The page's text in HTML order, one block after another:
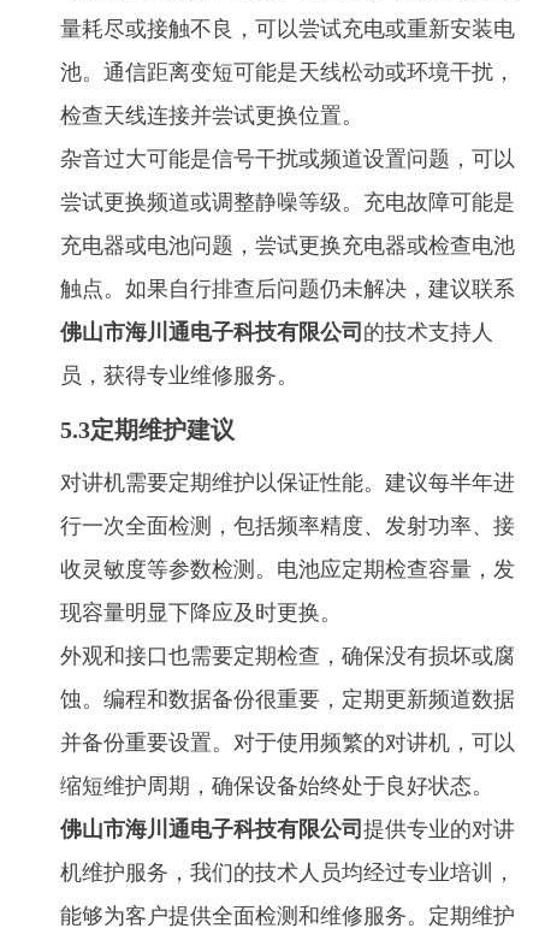
量耗尽或接触不良，可以尝试充电或重新安装电
池。通信距离变短可能是天线松动或环境干扰，
检查天线连接并尝试更换位置。
杂音过大可能是信号干扰或频道设置问题，可以
尝试更换频道或调整静噪等级。充电故障可能是
充电器或电池问题，尝试更换充电器或检查电池
触点。如果自行排查后问题仍未解决，建议联系
佛山市海川通电子科技有限公司 的技术支持人
员，获得专业维修服务。
5.3定期维护建议
对讲机需要定期维护以保证性能。建议每半年进
行一次全面检测，包括频率精度、发射功率、接
收灵敏度等参数检测。电池应定期检查容量，发
现容量明显下降应及时更换。
外观和接口也需要定期检查，确保没有损坏或腐
蚀。编程和数据备份很重要，定期更新频道数据
并备份重要设置。对于使用频繁的对讲机，可以
缩短维护周期，确保设备始终处于良好状态。
佛山市海川通电子科技有限公司 提供专业的对讲
机维护服务，我们的技术人员均经过专业培训，
能够为客户提供全面检测和维修服务。定期维护